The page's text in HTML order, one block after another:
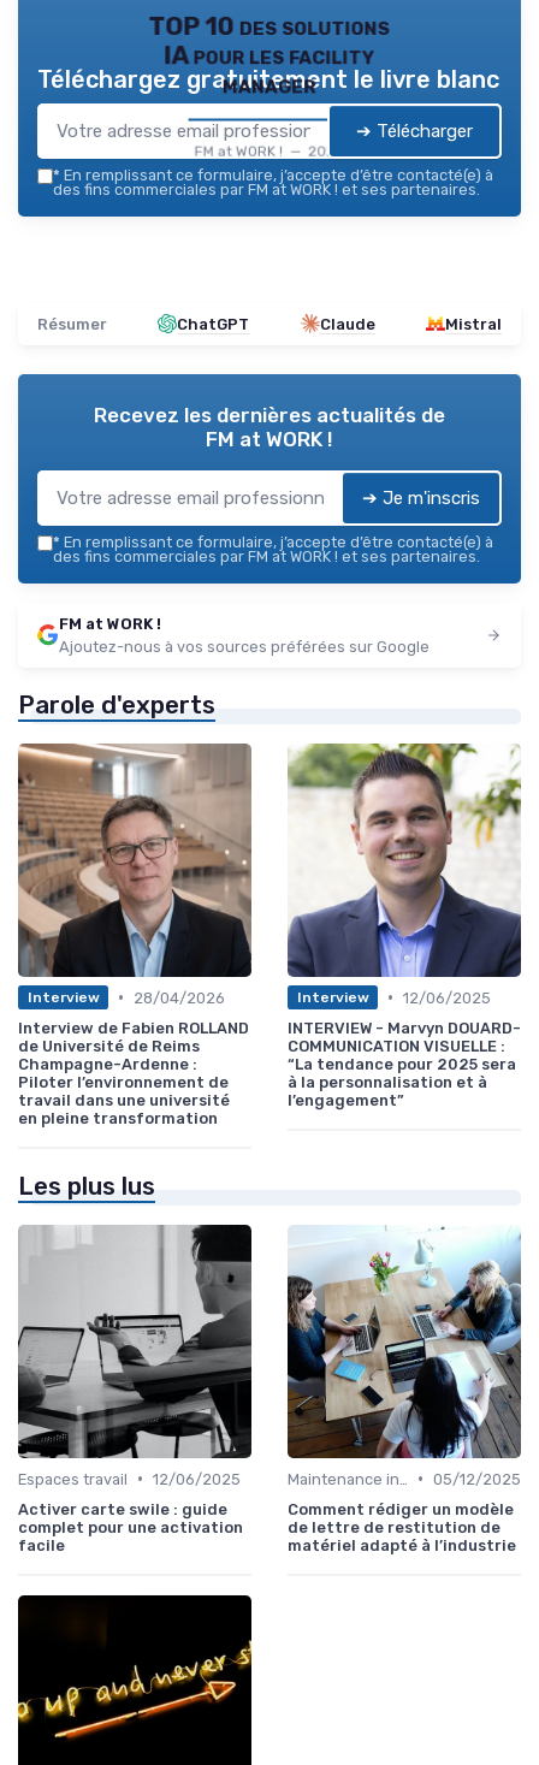
TOP 10 des solutions
IA pour les facility
manager
FM at WORK ! — 2026
Téléchargez gratuitement le livre blanc
➔ Télécharger
* En remplissant ce formulaire, j’accepte d’être contacté(e) à
des fins commerciales par FM at WORK ! et ses partenaires.
Résumer ChatGPT Claude Mistral
Recevez les dernières actualités de
FM at WORK !
➔ Je m'inscris
* En remplissant ce formulaire, j’accepte d’être contacté(e) à
des fins commerciales par FM at WORK ! et ses partenaires.
FM at WORK !
Ajoutez-nous à vos sources préférées sur Google
Parole d'experts
Interview •
28/04/2026
Interview de Fabien ROLLAND
de Université de Reims
Champagne-Ardenne :
Piloter l’environnement de
travail dans une université
en pleine transformation
Interview • 12/06/2025
INTERVIEW - Marvyn DOUARD-
COMMUNICATION VISUELLE :
“La tendance pour 2025 sera
à la personnalisation et à
l’engagement”
Les plus lus
Espaces travail • 12/06/2025
Activer carte swile : guide
complet pour une activation
facile
• 05/12/2025
Comment rédiger un modèle
de lettre de restitution de
matériel adapté à l’industrie